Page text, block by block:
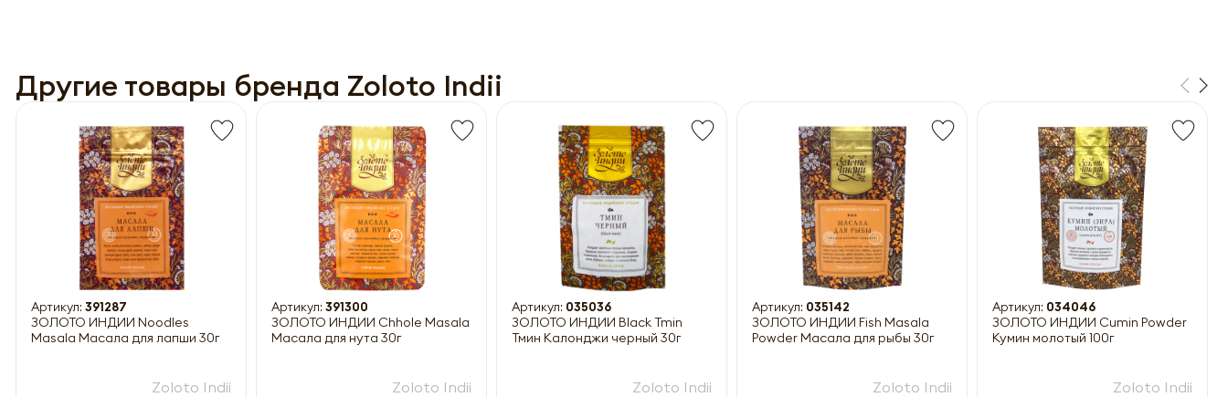
Другие товары бренда Zoloto Indii
Артикул: 391287
ЗОЛОТО ИНДИИ Noodles
Masala Масала для лапши 30г
Zoloto Indii
Артикул: 391300
ЗОЛОТО ИНДИИ Chhole Masala
Масала для нута 30г
Zoloto Indii
Артикул: 035036
ЗОЛОТО ИНДИИ Black Tmin
Тмин Калонджи черный 30г
Zoloto Indii
Артикул: 035142
ЗОЛОТО ИНДИИ Fish Masala
Powder Масала для рыбы 30г
Zoloto Indii
Артикул: 034046
ЗОЛОТО ИНДИИ Cumin Powder
Кумин молотый 100г
Zoloto Indii
Получить прайс-лист
Обязательны к заполнению